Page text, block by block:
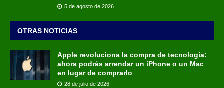
5 de agosto de 2026
OTRAS NOTICIAS
Apple revoluciona la compra de tecnología:
ahora podrás arrendar un iPhone o un Mac
en lugar de comprarlo
28 de julio de 2026